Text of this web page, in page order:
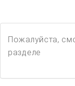
Пожалуйста,
разделе